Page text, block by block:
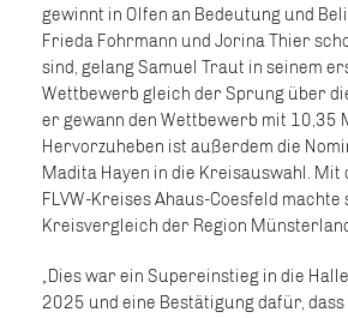
gewinnt in Olfen an Bedeutung und
Frieda Fohrmann und Jorina Thier
sind, gelang Samuel Traut in seinem
Wettbewerb gleich der Sprung über
er gewann den Wettbewerb mit 10,35
Hervorzuheben ist außerdem die
Madita Hayen in die Kreisauswahl. Mit
FLVW-Kreises Ahaus-Coesfeld machte
Kreisvergleich der Region
„Dies war ein Supereinstieg in die
2025 und eine Bestätigung dafür,